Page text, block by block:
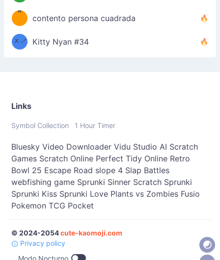
\
*
＿
*
contento persona cuadrada
/ᐠ-
ᆽ-ᐟ
Kitty Nyan #34
Links
Symbol Collection 1 Hour Timer
Bluesky Video Downloader Vidu Studio AI Scratch
Games Scratch Online Perfect Tidy Online Retro
Bowl 25 Escape Road slope 4 Slap Battles
webfishing game Sprunki Sinner Scratch Sprunki
Sprunki Kiss Sprunki Love Plants vs Zombies Fusio
Pokemon TCG Pocket
© 2024-2054cute-kaomoji.com
Privacy policy
Modo Nocturno